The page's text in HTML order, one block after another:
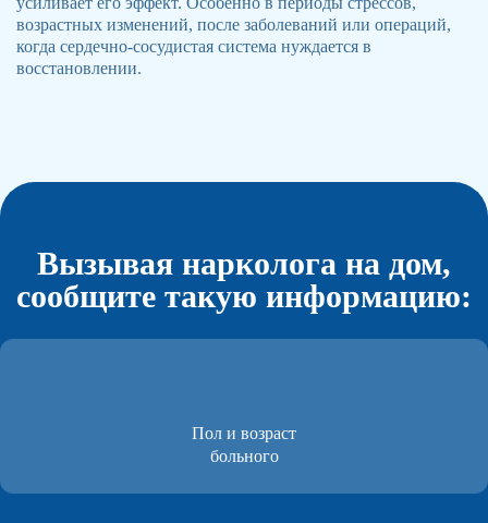
возрастных изменений, после заболеваний или операций,
когда сердечно-сосудистая система нуждается в
восстановлении.
Вызывая нарколога на дом,
сообщите такую информацию:
Пол и возраст
больного